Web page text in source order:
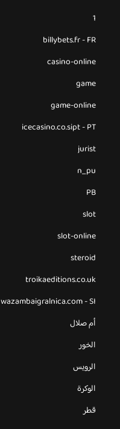
1
billybets.fr - FR
casino-online
game
game-online
icecasino.co.sipt - PT
jurist
n_pu
PB
slot
slot-online
steroid
troikaeditions.co.uk
wazambaigralnica.com - SI
أم صلال
الخور
الرويس
الوكرة
قطر